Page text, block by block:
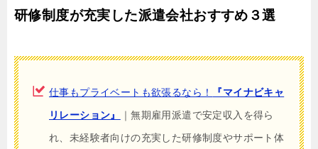
研修制度が充実した派遣会社おすすめ３選
仕事もプライベートも欲張るなら！
『マイナビキャ
リレーション』
｜無期雇用派遣で安定収入を得ら
れ、未経験者向けの充実した研修制度やサポート体